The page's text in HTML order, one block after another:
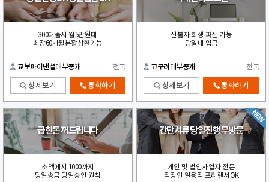
300대출시 월5만원대
최장60개월분활상환가능
교보파이낸셜대부중개 전국
상세보기 통화하기
신불자 회생 파산 가능
당일내 입금
고구려대부중개 전국
상세보기 통화하기
급한돈 꺼드립니다
소액에서 1000까지
당일송금 당일승인 원칙
간단서류 당일진행 무방문
개인 및 법인사업자 전문
직장인 일용직 프리랜서OK